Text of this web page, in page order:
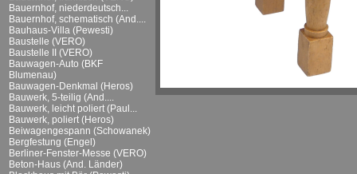
Bauernhof, niederdeutsch...
Bauernhof, schematisch (And....
Bauhaus-Villa (Pewesti)
Baustelle (VERO)
Baustelle II (VERO)
Bauwagen-Auto (BKF
Blumenau)
Bauwagen-Denkmal (Heros)
Bauwerk, 5-teilig (And....
Bauwerk, leicht poliert (Paul...
Bauwerk, poliert (Heros)
Beiwagengespann (Schowanek)
Bergfestung (Engel)
Berliner-Fenster-Messe (VERO)
Beton-Haus (And. Länder)